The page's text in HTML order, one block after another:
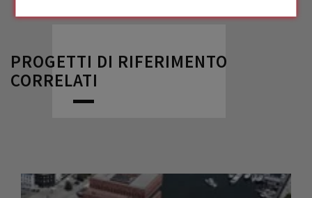
PROGETTI DI RIFERIMENTO
CORRELATI